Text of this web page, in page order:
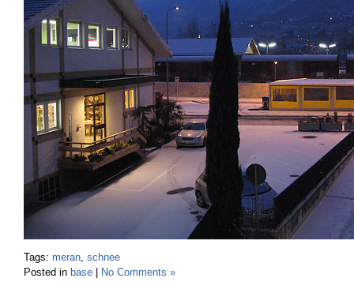
Tags: meran, schnee
Posted in base No Comments »